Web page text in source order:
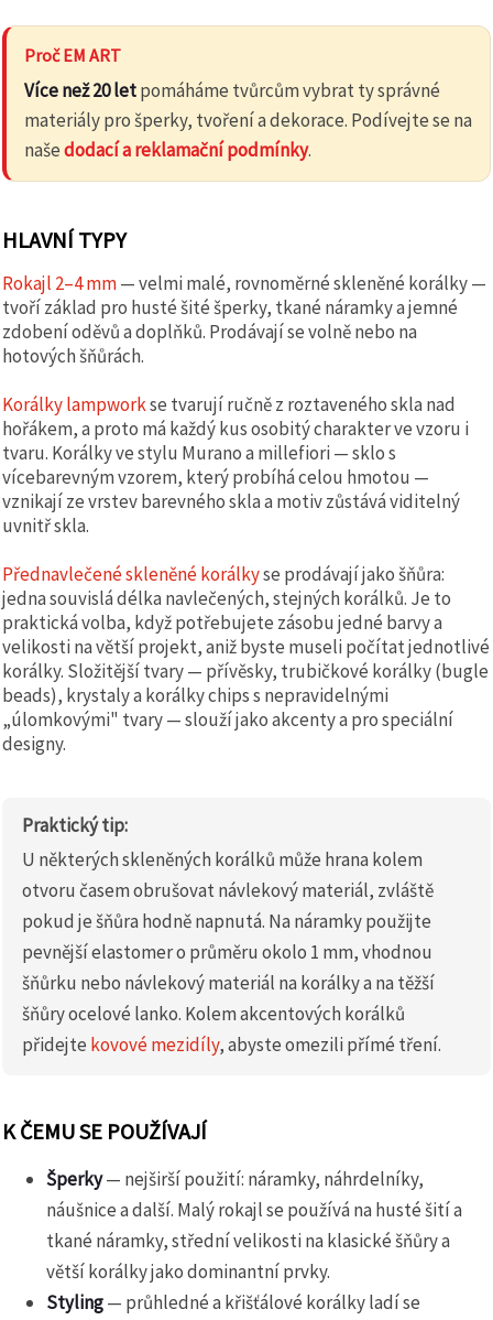
Proč EM ART
Více než 20 letpomáháme tvůrcům vybrat ty správné
materiály pro šperky, tvoření a dekorace. Podívejte se na
našedodací a reklamační podmínky.
HLAVNÍ TYPY
Rokajl 2–4 mm— velmi malé, rovnoměrné skleněné korálky —
tvoří základ pro husté šité šperky, tkané náramky a jemné
zdobení oděvů a doplňků. Prodávají se volně nebo na
hotových šňůrách.
Korálky lampworkse tvarují ručně z roztaveného skla nad
hořákem, a proto má každý kus osobitý charakter ve vzoru i
tvaru. Korálky ve stylu Murano a millefiori — sklo s
vícebarevným vzorem, který probíhá celou hmotou —
vznikají ze vrstev barevného skla a motiv zůstává viditelný
uvnitř skla.
Přednavlečené skleněné korálkyse prodávají jako šňůra:
jedna souvislá délka navlečených, stejných korálků. Je to
praktická volba, když potřebujete zásobu jedné barvy a
velikosti na větší projekt, aniž byste museli počítat jednotlivé
korálky. Složitější tvary — přívěsky, trubičkové korálky (bugle
beads), krystaly a korálky chips s nepravidelnými
„úlomkovými" tvary — slouží jako akcenty a pro speciální
designy.
Praktický tip:
U některých skleněných korálků může hrana kolem
otvoru časem obrušovat návlekový materiál, zvláště
pokud je šňůra hodně napnutá. Na náramky použijte
pevnější elastomer o průměru okolo 1 mm, vhodnou
šňůrku nebo návlekový materiál na korálky a na těžší
šňůry ocelové lanko. Kolem akcentových korálků
přidejte kovové mezidíly, abyste omezili přímé tření.
K ČEMU SE POUŽÍVAJÍ
Šperky— nejširší použití: náramky, náhrdelníky,
náušnice a další. Malý rokajl se používá na husté šití a
tkané náramky, střední velikosti na klasické šňůry a
větší korálky jako dominantní prvky.
Styling— průhledné a křišťálové korálky ladí se